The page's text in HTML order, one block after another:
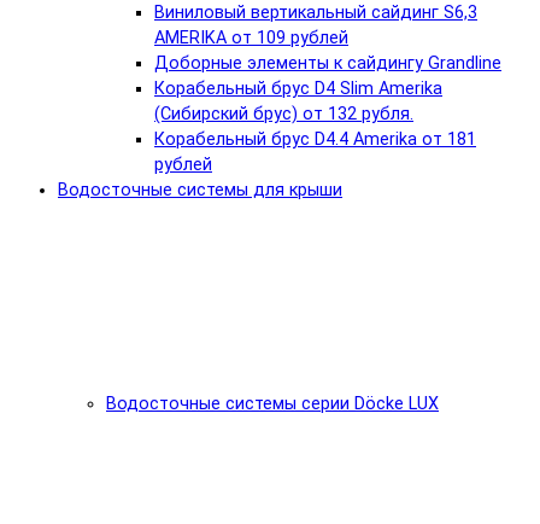
Виниловый вертикальный сайдинг S6,3
AMERIKA от 109 рублей
Доборные элементы к сайдингу Grandline
Корабельный брус D4 Slim Amerika
(Сибирский брус) от 132 рубля.
Корабельный брус D4.4 Amerika от 181
рублей
Водосточные системы для крыши
Водосточные системы серии Döcke LUX